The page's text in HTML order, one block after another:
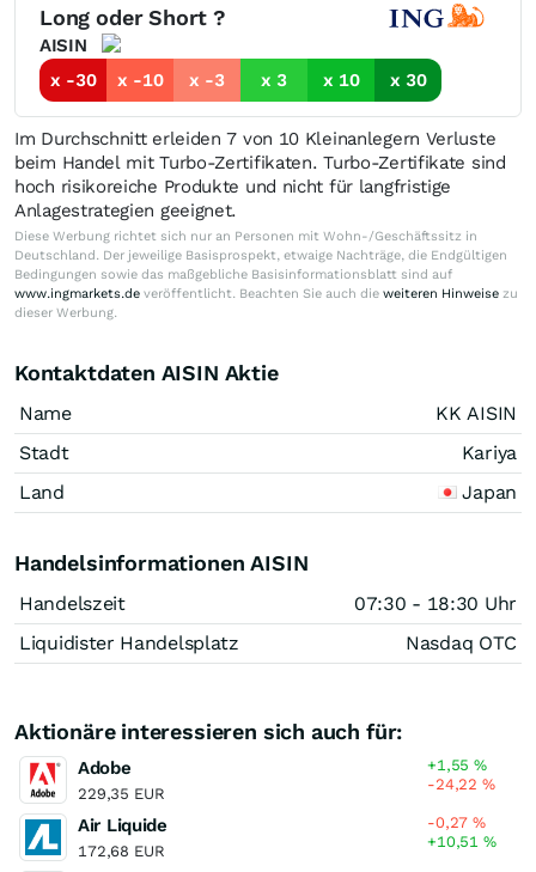
Long oder Short ?
AISIN
x -30
x -10 x -3 x 3 x 10 x 30
Im Durchschnitt erleiden 7 von 10 Kleinanlegern Verluste
beim Handel mit Turbo-Zertifikaten. Turbo-Zertifikate sind
hoch risikoreiche Produkte und nicht für langfristige
Anlagestrategien geeignet.
Diese Werbung richtet sich nur an Personen mit Wohn-/Geschäftssitz in
Deutschland. Der jeweilige Basisprospekt, etwaige Nachträge, die Endgültigen
Bedingungen sowie das maßgebliche Basisinformationsblatt sind auf
www.ingmarkets.de veröffentlicht. Beachten Sie auch die weiteren Hinweise zu
dieser Werbung.
Kontaktdaten AISIN Aktie
Name
KK AISIN
Stadt
Kariya
Land
Japan
Handelsinformationen AISIN
Handelszeit
07:30 - 18:30 Uhr
Liquidister Handelsplatz
Nasdaq OTC
Aktionäre interessieren sich auch für:
Adobe
229,35 EUR
+1,55%
-24,22%
Air Liquide
172,68 EUR
-0,27%
+10,51%